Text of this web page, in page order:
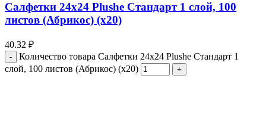
Салфетки 24х24 Plushe Стандарт 1 слой, 100
листов (Абрикос) (х20)
40.32 ₽
Количество товара Салфетки 24х24 Plushe Стандарт 1
слой, 100 листов (Абрикос) (х20)